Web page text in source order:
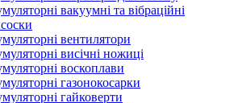
вакуумні та вібраційні
вентилятори
висічні ножиці
воскоплави
газонокосарки
гайковерти